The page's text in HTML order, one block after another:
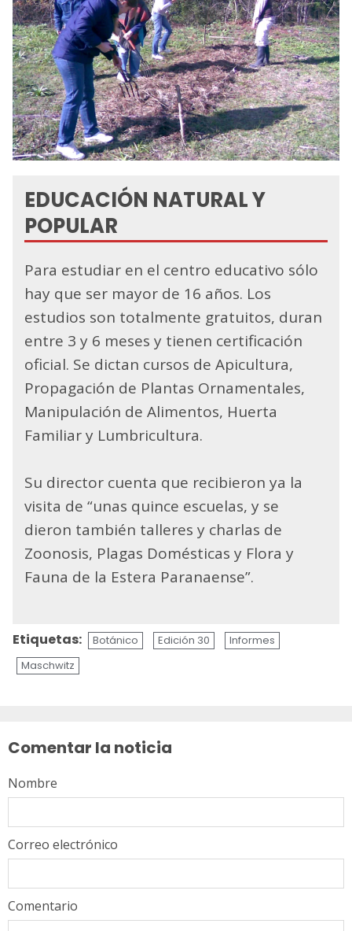
EDUCACIÓN NATURAL Y
POPULAR
Para estudiar en el centro educativo sólo
hay que ser mayor de 16 años. Los
estudios son totalmente gratuitos, duran
entre 3 y 6 meses y tienen certificación
oficial. Se dictan cursos de Apicultura,
Propagación de Plantas Ornamentales,
Manipulación de Alimentos, Huerta
Familiar y Lumbricultura.
Su director cuenta que recibieron ya la
visita de “unas quince escuelas, y se
dieron también talleres y charlas de
Zoonosis, Plagas Domésticas y Flora y
Fauna de la Estera Paranaense”.
Etiquetas: Botánico Edición 30
Informes
Maschwitz
Comentar la noticia
Comentario
Nombre
Correo electrónico